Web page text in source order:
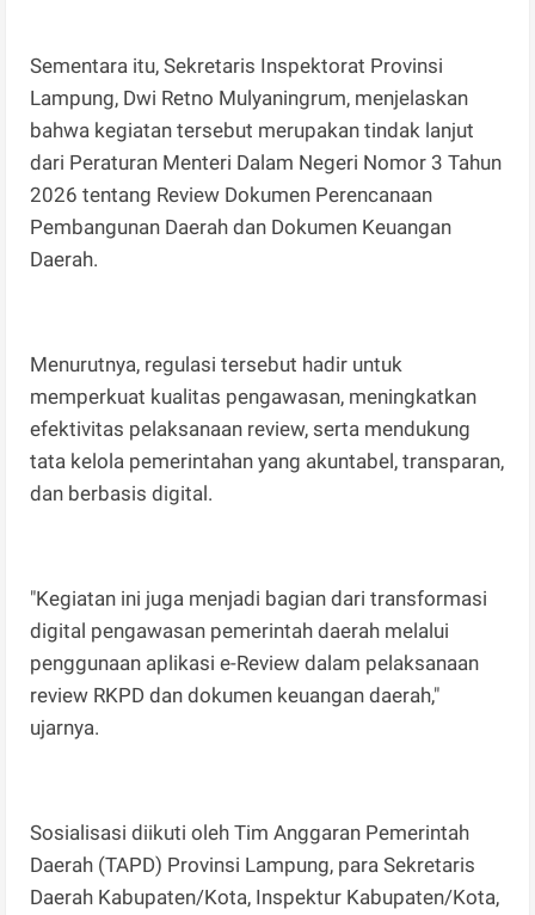
Sementara itu, Sekretaris Inspektorat Provinsi
Lampung, Dwi Retno Mulyaningrum, menjelaskan
bahwa kegiatan tersebut merupakan tindak lanjut
dari Peraturan Menteri Dalam Negeri Nomor 3 Tahun
2026 tentang Review Dokumen Perencanaan
Pembangunan Daerah dan Dokumen Keuangan
Daerah.
Menurutnya, regulasi tersebut hadir untuk
memperkuat kualitas pengawasan, meningkatkan
efektivitas pelaksanaan review, serta mendukung
tata kelola pemerintahan yang akuntabel, transparan,
dan berbasis digital.
"Kegiatan ini juga menjadi bagian dari transformasi
digital pengawasan pemerintah daerah melalui
penggunaan aplikasi e-Review dalam pelaksanaan
review RKPD dan dokumen keuangan daerah,"
ujarnya.
Sosialisasi diikuti oleh Tim Anggaran Pemerintah
Daerah (TAPD) Provinsi Lampung, para Sekretaris
Daerah Kabupaten/Kota, Inspektur Kabupaten/Kota,